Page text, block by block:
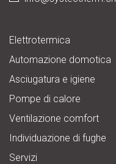
Elettrotermica
Automazione domotica
Asciugatura e igiene
Pompe di calore
Ventilazione comfort
Individuazione di fughe
Servizi